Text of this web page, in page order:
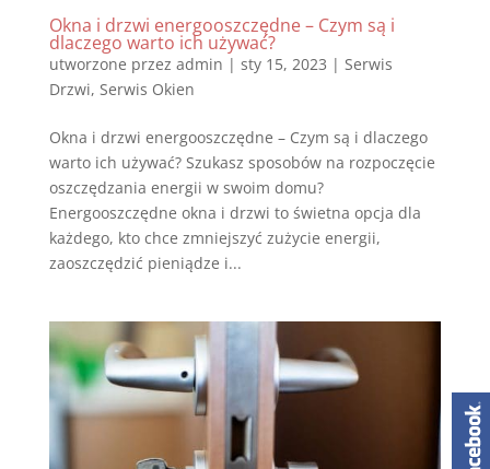
Okna i drzwi energooszczędne – Czym są i
dlaczego warto ich używać?
utworzone przez admin | sty 15, 2023 | Serwis
Drzwi, Serwis Okien
Okna i drzwi energooszczędne – Czym są i dlaczego
warto ich używać? Szukasz sposobów na rozpoczęcie
oszczędzania energii w swoim domu?
Energooszczędne okna i drzwi to świetna opcja dla
każdego, kto chce zmniejszyć zużycie energii,
zaoszczędzić pieniądze i...